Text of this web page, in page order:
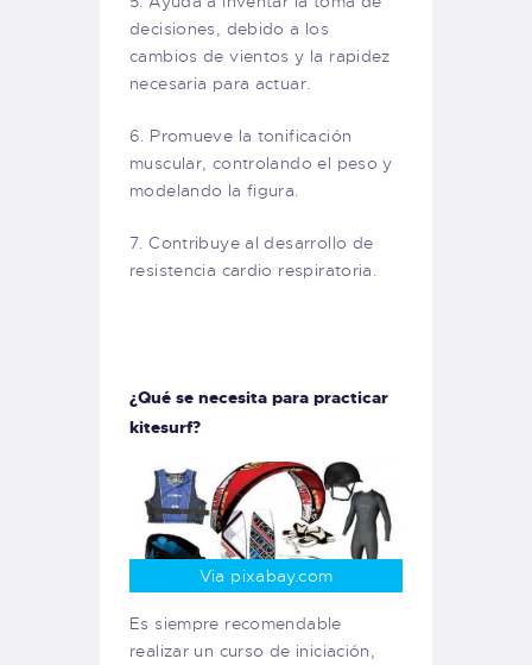
decisiones, debido a los
cambios de vientos y la rapidez
necesaria para actuar.
6. Promueve la tonificación
muscular, controlando el peso y
modelando la figura.
7. Contribuye al desarrollo de
resistencia cardio respiratoria.
¿Qué se necesita para practicar
kitesurf?
Via pixabay.com
Es siempre recomendable
realizar un curso de iniciación,